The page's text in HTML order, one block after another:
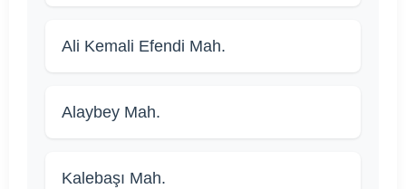
Ali Kemali Efendi Mah.
Alaybey Mah.
Kalebaşı Mah.